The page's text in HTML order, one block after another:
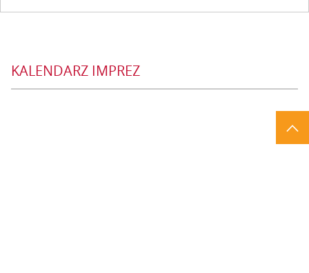
Nowa Scena Kazimierz”.
KALENDARZ IMPREZ